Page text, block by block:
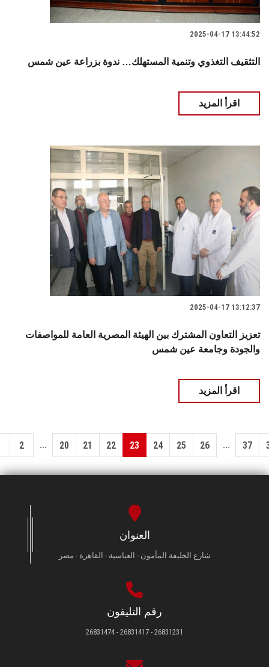
2025-04-17 13:44:52
التثقيف التغذوي وتنمية المستهلك… ندوة بزراعة عين شمس
اقرأ المزيد
2025-04-17 13:12:37
تعزيز التعاون المشترك بين الهيئة المصرية العامة للمواصفات
والجودة وجامعة عين شمس
اقرأ المزيد
2 ... 20 21 22 23 24 25 26 ... 37
العنوان
شارع الخليفة المأمون - العباسية - القاهرة - مصر
رقم التليفون
26831231 - 26831417 - 26831474